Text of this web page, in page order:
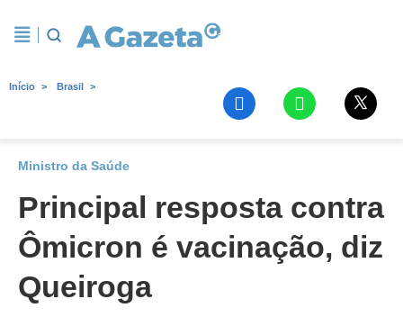
Início Brasil
Ministro da Saúde
Principal resposta contra
Ômicron é vacinação, diz
Queiroga